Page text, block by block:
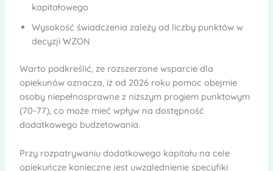
kapitałowego
Wysokość świadczenia zależy od liczby punktów w
decyzji WZON
Warto podkreślić, że rozszerzone wsparcie dla
opiekunów oznacza, iż od 2026 roku pomoc obejmie
osoby niepełnosprawne z niższym progiem punktowym
(70-77), co może mieć wpływ na dostępność
dodatkowego budżetowania.
Przy rozpatrywaniu dodatkowego kapitału na cele
opiekuńcze konieczne jest uwzględnienie specyfiki